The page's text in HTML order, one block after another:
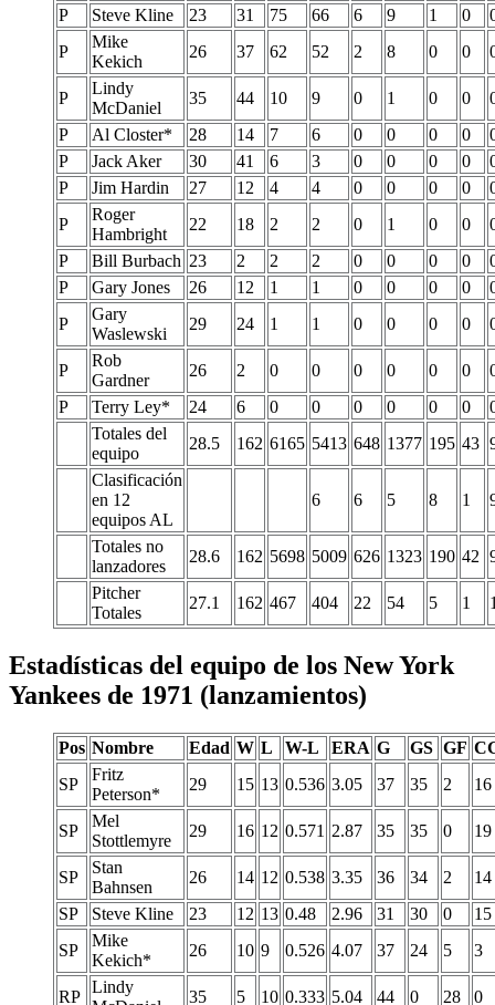
P
Steve Kline 23 31 75 66 6 9 1 0
P
Mike
Kekich
26 37 62 52 2 8 0 0
P
Lindy
McDaniel
35 44 10 9 0 1 0 0
P
Al Closter* 28 14 7 6 0 0 0 0
P
Jack Aker 30 41 6 3 0 0 0 0
P
Jim Hardin 27 12 4 4 0 0 0 0
P
Roger
Hambright
22 18 2 2 0 1 0 0
P
Bill Burbach 23 2 2 2 0 0 0 0
P
Gary Jones 26 12 1 1 0 0 0 0
P
Gary
Waslewski
29 24 1 1 0 0 0 0
P
Rob
Gardner
26 2 0 0 0 0 0 0
P
Terry Ley* 24 6 0 0 0 0 0 0
Totales del
equipo
28.5 162 6165 5413 648 1377 195 43
Clasificación
en 12
equipos AL
6 6 5 8 1
Totales no
lanzadores
28.6 162 5698 5009 626 1323 190 42
Pitcher
Totales
27.1 162 467 404 22 54 5 1
Estadísticas del equipo de los New York
Yankees de 1971 (lanzamientos)
Pos Nombre Edad W L W-L ERA G GS GF
SP
Fritz
Peterson*
29 15 13 0.536 3.05 37 35 2 16
SP
Mel
Stottlemyre
29 16 12 0.571 2.87 35 35 0 19
SP
Stan
Bahnsen
26 14 12 0.538 3.35 36 34 2
14
SP
Steve Kline 23 12 13 0.48 2.96 31 30 0
15
SP
Mike
Kekich*
26 10 9 0.526 4.07 37 24 5 3
RP
Lindy
35 5 10 0.333 5.04 44 0 28 0